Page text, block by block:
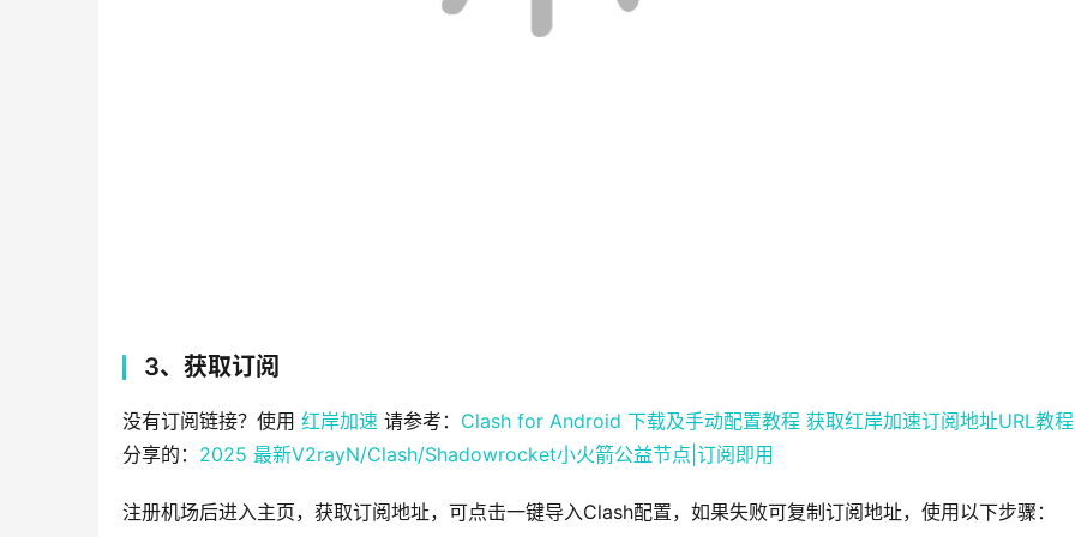
3、获取订阅
没有订阅链接？使用 红岸加速 请参考： Clash for Android 下载及手动配置教程 获取红岸加速订阅地址URL教程
分享的： 2025 最新V2rayN/Clash/Shadowrocket小火箭公益节点|订阅即用
注册机场后进入主页，获取订阅地址，可点击一键导入Clash配置，如果失败可复制订阅地址，使用以下步骤：